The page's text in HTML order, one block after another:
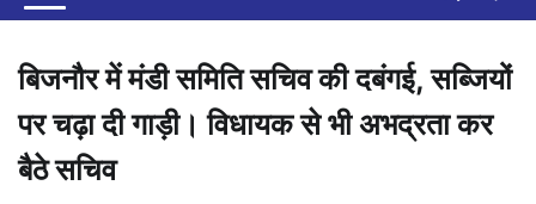
बिजनौर में मंडी समिति सचिव की दबंगई, सब्जियों
पर चढ़ा दी गाड़ी। विधायक से भी अभद्रता कर
बैठे सचिव